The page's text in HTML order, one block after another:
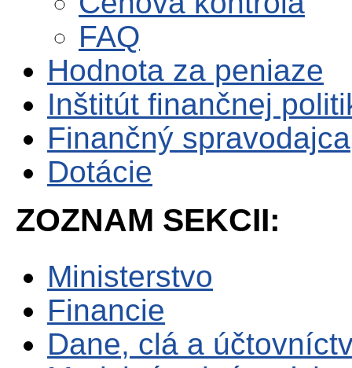
FAQ
Hodnota za peniaze
Inštitút finančnej
Finančný spravodajca
Dotácie
ZOZNAM SEKCII:
Ministerstvo
Financie
Dane, clá a